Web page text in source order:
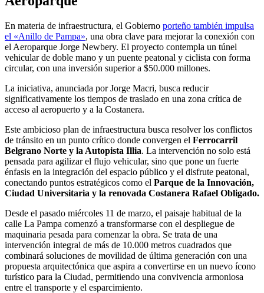
En materia de infraestructura, el Gobierno porteño también impulsa
el «Anillo de Pampa», una obra clave para mejorar la conexión con
el Aeroparque Jorge Newbery. El proyecto contempla un túnel
vehicular de doble mano y un puente peatonal y ciclista con forma
circular, con una inversión superior a $50.000 millones.
La iniciativa, anunciada por Jorge Macri, busca reducir
significativamente los tiempos de traslado en una zona crítica de
acceso al aeropuerto y a la Costanera.
Este ambicioso plan de infraestructura busca resolver los conflictos
de tránsito en un punto crítico donde convergen el Ferrocarril
Belgrano Norte y la Autopista Illia. La intervención no solo está
pensada para agilizar el flujo vehicular, sino que pone un fuerte
énfasis en la integración del espacio público y el disfrute peatonal,
conectando puntos estratégicos como el Parque de la Innovación,
Ciudad Universitaria y la renovada Costanera Rafael Obligado.
Desde el pasado miércoles 11 de marzo, el paisaje habitual de la
calle La Pampa comenzó a transformarse con el despliegue de
maquinaria pesada para comenzar la obra. Se trata de una
intervención integral de más de 10.000 metros cuadrados que
combinará soluciones de movilidad de última generación con una
propuesta arquitectónica que aspira a convertirse en un nuevo ícono
turístico para la Ciudad, permitiendo una convivencia armoniosa
entre el transporte y el esparcimiento.